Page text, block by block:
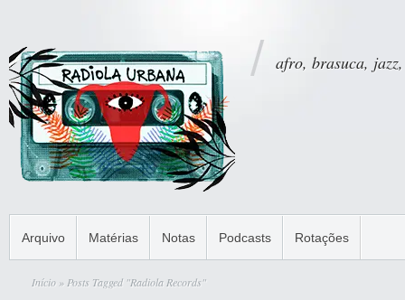
afro, brasuca,
Arquivo Matérias Notas Podcasts Rotações
Início » Posts Tagged "Radiola Records"